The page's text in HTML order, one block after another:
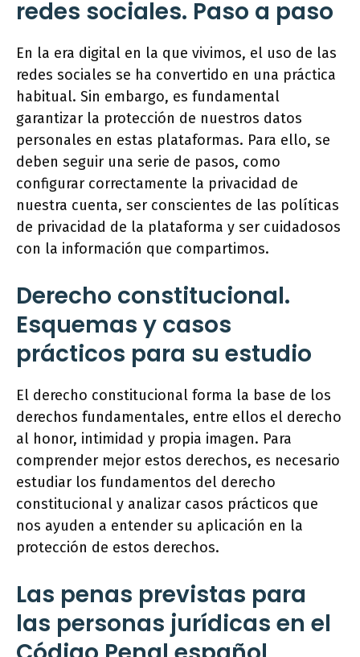
redes sociales. Paso a paso
En la era digital en la que vivimos, el uso de las
redes sociales se ha convertido en una práctica
habitual. Sin embargo, es fundamental
garantizar la protección de nuestros datos
personales en estas plataformas. Para ello, se
deben seguir una serie de pasos, como
configurar correctamente la privacidad de
nuestra cuenta, ser conscientes de las políticas
de privacidad de la plataforma y ser cuidadosos
con la información que compartimos.
Derecho constitucional.
Esquemas y casos
prácticos para su estudio
El derecho constitucional forma la base de los
derechos fundamentales, entre ellos el derecho
al honor, intimidad y propia imagen. Para
comprender mejor estos derechos, es necesario
estudiar los fundamentos del derecho
constitucional y analizar casos prácticos que
nos ayuden a entender su aplicación en la
protección de estos derechos.
Las penas previstas para
las personas jurídicas en el